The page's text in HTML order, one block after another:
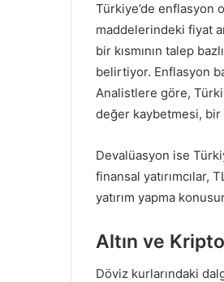
Türkiye’de enflasyon
maddelerindeki fiyat
bir kısmının talep
belirtiyor. Enflasyon
Analistlere göre,
değer kaybetmesi, bir
Devalüasyon ise
finansal yatırımcılar,
yatırım yapma
Altın ve
Döviz kurlarındaki